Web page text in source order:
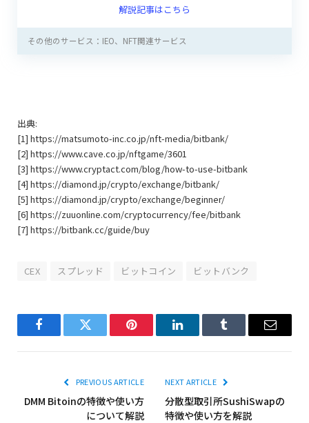
解説記事はこちら
その他のサービス：IEO、NFT関連サービス
出典:
[1] https://matsumoto-inc.co.jp/nft-media/bitbank/
[2] https://www.cave.co.jp/nftgame/3601
[3] https://www.cryptact.com/blog/how-to-use-bitbank
[4] https://diamond.jp/crypto/exchange/bitbank/
[5] https://diamond.jp/crypto/exchange/beginner/
[6] https://zuuonline.com/cryptocurrency/fee/bitbank
[7] https://bitbank.cc/guide/buy
CEX スプレッド ビットコイン ビットバンク
FacebookTwitter Pinterest LinkedInTumblr Email
PREVIOUS ARTICLE
DMM Bitoinの特徴や使い方
について解説
NEXT ARTICLE
分散型取引所SushiSwapの
特徴や使い方を解説